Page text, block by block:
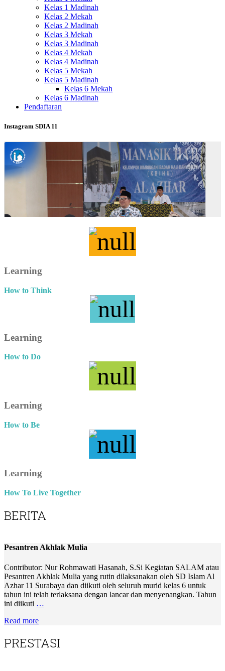
Kelas 1 Madinah
Kelas 2 Mekah
Kelas 2 Madinah
Kelas 3 Mekah
Kelas 3 Madinah
Kelas 4 Mekah
Kelas 4 Madinah
Kelas 5 Mekah
Kelas 5 Madinah
Kelas 6 Mekah
Kelas 6 Madinah
Pendaftaran
Instagram SDIA 11
Learning
How to Think
Learning
How to Do
Learning
How to Be
Learning
How To Live Together
BERITA
Pesantren Akhlak Mulia
Contributor: Nur Rohmawati Hasanah, S.Si Kegiatan SALAM atau
Pesantren Akhlak Mulia yang rutin dilaksanakan oleh SD Islam Al
Azhar 11 Surabaya dan diikuti oleh seluruh murid kelas 6 untuk
tahun ini telah terlaksana dengan lancar dan menyenangkan. Tahun
ini diikuti …
Read more
PRESTASI